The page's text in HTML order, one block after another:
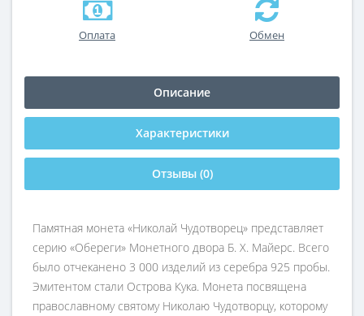
Оплата Обмен
Описание
Характеристики
Отзывы (0)
Памятная монета «Николай Чудотворец» представляет
серию «Обереги» Монетного двора Б. Х. Майерс. Всего
было отчеканено 3 000 изделий из серебра 925 пробы.
Эмитентом стали Острова Кука. Монета посвящена
православному святому Николаю Чудотворцу, которому